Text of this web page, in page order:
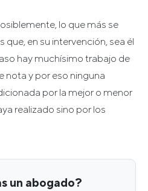
lo que más se
que, en su intervención, sea él
hay muchísimo trabajo de
nota y por eso ninguna
por la mejor o menor
realizado sino por los
un abogado?